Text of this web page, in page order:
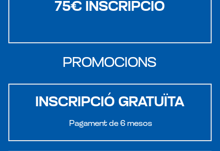
75€ INSCRIPCIÓ
PROMOCIONS
INSCRIPCIÓ GRATUÏTA
Pagament de 6 mesos